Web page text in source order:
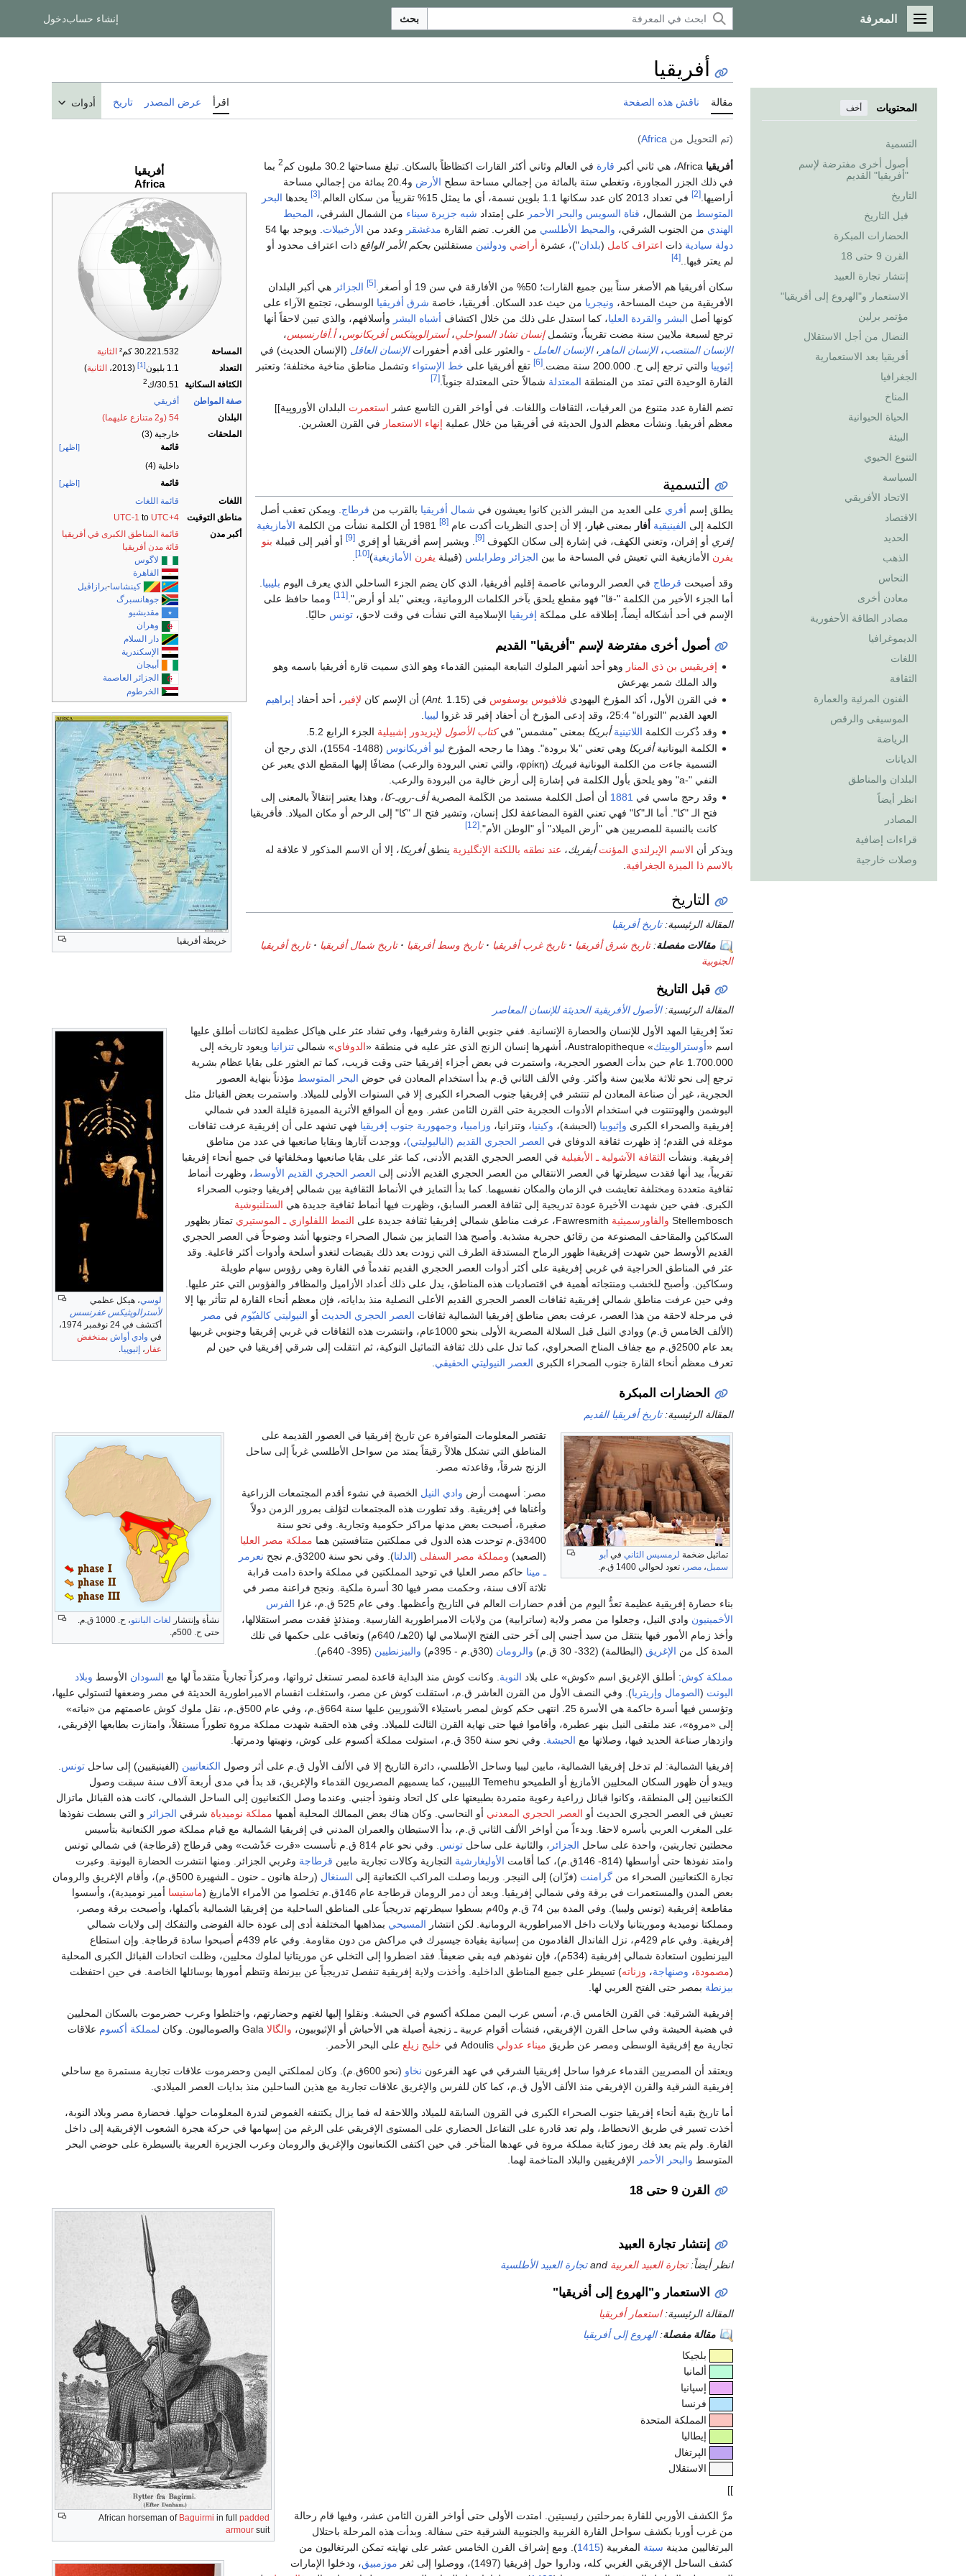
القائمة الرئيسية
المعرفة بحث إنشاء حسابدخول
المحتويات أخف
التسمية
أصول أخرى مفترضة لإسم
"أفريقيا" القديم
التاريخ
قبل التاريخ
الحضارات المبكرة
القرن 9 حتى 18
إنتشار تجارة العبيد
الاستعمار و"الهروع إلى أفريقيا"
مؤتمر برلين
النضال من أجل الاستقلال
أفريقيا بعد الاستعمارية
الجغرافيا
المناخ
الحياة الحيوانية
البيئة
التنوع الحيوي
السياسة
الاتحاد الأفريقي
الاقتصاد
الحديد
الذهب
النحاس
معادن أخرى
مصادر الطاقة الأحفورية
الديموغرافيا
اللغات
الثقافة
الفنون المرئية والعمارة
الموسيقى والرقص
الرياضة
الديانات
البلدان والمناطق
انظر أيضاً
المصادر
قراءات إضافية
وصلات خارجية
أفريقيا
مقالة ناقش هذه الصفحة اقرأ عرض المصدر تاريخ أدوات
(تم التحويل من Africa
)
أفريقيا
Africa
المساحة 30.221.532 كم²
الثانية
التعداد
1.1 بليون [1] (2013، الثانية)
الكثافة السكانية
30.51/ك 2
صفة المواطن
أفريقي
البلدان
54 (و2 متنازع عليهما)
الملحقات
خارجية (3)
قائمة
[اظهر]
داخلية (4)
قائمة
[اظهر]
اللغات
قائمة اللغات
مناطق التوقيت
UTC-1 to UTC+4
أكبر مدن
قائمة المناطق الكبرى في أفريقيا
قائة مدن أفريقيا
لاگوس
القاهرة
كينشاسا-برازاڤيل
جوهانسبرگ
مقديشيو
وهران
دار السلام
الإسكندرية
أبيجان
الجزائر العاصمة
الخرطوم
خريطة أفريقيا
أفريقيا قارة في العالم وثاني أكثر القارات اكتظاظاً بالسكان. تبلغ مساحتها 30.2 مليون كم 2 بما
في ذلك الجزر المجاورة، وتغطي ستة بالمائة من إجمالي مساحة سطح الأرض
و20.4 بمائة من إجمالي مساحة
أراضيها. [2] في تعداد 2013 كان عدد سكانها 1.1 بلوين نسمة، أي ما يمثل 15% تقريباً من سكان العالم. [3] يحدها البحر
المتوسط من الشمال، قناة السويس والبحر الأحمر على إمتداد شبه جزيرة سيناء من الشمال الشرقي، المحيط
الهندي من الجنوب الشرقي، والمحيط الأطلسي من الغرب. تضم القارة مدغشقر وعدد من الأرخبيلات . ويوجد بها 54
دولة سيادية ذات اعتراف كامل (بلدان")، عشرة أراضي ودولتين مستقلتين بحكم الأمر الواقع ذات اعتراف محدود أو
لم يعتر فبها..
[4]
سكان أفريقيا هم الأصغر سناً بين جميع القارات؛ 50% من الأفارقة في سن 19 أو أصغر. [5] الجزائر هي أكبر البلدان
الأفريقية من حيث المساحة، ونيجريا من حيث عدد السكان. أفريقيا، خاصة شرق أفريقيا الوسطى، تجتمع الآراء على
كونها أصل البشر والقردة العليا، كما استدل على ذلك من خلال اكتشاف أشباه البشر وأسلافهم، والذي تبين لاحقاً أنها
ترجع لسبعة ملايين سنة مضت تقريباً، وتشملإنسان تشاد السواحلي،أسترالوپيثكس أفريكانوس،أ.أفارنسيس،
الإنسان المنتصب،الإنسان الماهر ،الإنسان العامل - والعثور على أقدم أحفوراتالإنسان العاقل (الإنسان الحديث) في
إثيوپيا والتي ترجع إلى ح. 200.000 سنة مضت. [6] تقع أفريقيا على خط الإستواء وتشمل مناطق مناخية مختلفة؛ وتعتبر
القارة الوحيدة التي تمتد من المنطقة المعتدلة شمالاً حتى المعتدلة جنوباً. [7]
تضم القارة عدد متنوع من العرقيات، الثقافات واللغات. في أواخر القرن التاسع عشر استعمرت البلدان الأوروپية]]
معظم أفريقيا. ونشأت معظم الدول الحديثة في أفريقيا من خلال عملية إنهاء الاستعمار في القرن العشرين.
التسمية
يطلق إسم أفري على العديد من البشر الذين كانوا يعيشون في شمال أفريقيا بالقرب من قرطاج. ويمكن تعقب أصل
الكلمة إلى الفينيقية أفار بمعنىغبار ، إلا أن إحدى النظريات أكدت عام [8]
الأمازيغية
إفري أو إفران، وتعني الكهف، في إشارة إلى سكان الكهوف [9] . ويشير إسم أفريقيا أو إفري [9] أو أفير إلى قبيلة بنو
يفرن الأمازيغية التي تعيش في المساحة ما بين الجزائر وطرابلس (قبيلة يفرن الأمازيغية)
[10]
.
وقد أصبحت قرطاج في العصر الروماني عاصمة إقليم أفريقيا، الذي كان يضم الجزء الساحلي الذي يعرف اليوم بليبيا.
أما الجزء الأخير من الكلمة "-قا" فهو مقطع يلحق بآخر الكلمات الرومانية، ويعني "بلد أو أرض".[11]
ومما حافظ على
الإسم في أحد أشكاله أيضاً، إطلاقه على مملكة إفريقيا الإسلامية التي نشأت في وقت لاحق، تونس حاليًا.
أصول أخرى مفترضة لإسم "أفريقيا" القديم
إفريقيس بن ذي المنار وهو أحد أشهر الملوك التبابعة اليمنين القدماء وهو الذي سميت قارة أفريقيا باسمه وهو
والد الملك شمر يهرعش
في القرن الأول، أكد المؤرخ اليهودي فلافيوس يوسفوس في ( Ant. 1.15) أن الإسم كان لإفير ، أحد أحفاد إبراهيم
العهد القديم "التوراة" 25:4، وقد إدعى المؤرخ أن أحفاد إفير قد غزوا
ليبيا
وقد ذٌكرت الكلمة اللاتينية أبريكا بمعنى "مشمس" فيكتاب الأصول لإيزيدور إشبيلية الجزء الرابع 5.2.
الكلمة اليونانيةأفريكا وهي تعني "بلا برودة". وهذا ما رجحه المؤرخ ليو أفريكانوس
(1488- 1554)، الذي رجح أن
التسمية جاءت من الكلمة اليونانيةفيريك
(φρίκη، والتي تعني البرودة والرعب) مضافًا إليها المقطع الذي يعبر عن
النفي "-a" وهو يلحق بأول الكلمة في إشارة إلى أرض خالية من البرودة والرعب.
وقد رحج ماسي في 1881 أن أصل الكلمة مستمد من الكَلمة المصريةأف-رويـ-كا، وهذا يعتبر إنتقالاً بالمعنى إلى
فتح الـ "كا". أما الـ"كا" فهي تعني القوة المضاعفة لكل إنسان، وتشير فتح الـ "كا" إلى الرحم أو مكان الميلاد. فأفريقيا
كانت بالنسبة للمصريين هي "أرض الميلاد" أو "الوطن الأم".[12]
ويذكر أن الاسم الإيرلندي المؤنت أيفريك، عند نطقه باللكنة الإنگليزية ينطقأفريكا، إلا أن الاسم المذكور لا علاقة له
بالاسم ذا الميزة الجغرافية
التاريخ
المقالة الرئيسية:تاريخ أفريقيا
مقالات مفصلة:تاريخ شرق أفريقيا تاريخ غرب أفريقيا تاريخ وسط أفريقيا تاريخ شمال أفريقيا
تاريخ أفريقيا
الجنوبية
قبل التاريخ
المقالة الرئيسية:الأصول الأفريقية الحديثة للإنسان المعاصر
لوسي، هيكل عظمي
لأسترالوپثيكس عفرنسس
أكتشف في 24 نوفمبر 1974،
في وادي أواش بمنخفض
عفار ، إثيوپيا.
تعدّ إفريقيا المهد الأول للإنسان والحضارة الإنسانية. ففي جنوبي القارة وشرقيها، وفي تشاد عثر على هياكل عظمية لكائنات أطلق عليها
اسم «أوسترالوبيتك» Australopitheque، أشهرها إنسان الزنج الذي عثر عليه في منطقة « الدوفاي» شمالي تنزانيا ويعود تاريخه إلى
1.700.000 عام حين بدأت العصور الحجرية، واستمرت في بعض أجزاء إفريقيا حتى وقت قريب، كما تم العثور على بقايا عظام بشرية
ترجع إلى نحو ثلاثة ملايين سنة وأكثر. وفي الألف الثاني ق.م بدأ استخدام المعادن في حوض البحر المتوسط مؤذناً بنهاية العصور
الحجرية، غير أن صناعة المعادن لم تنتشر في إفريقيا جنوب الصحراء الكبرى إلا في السنوات الأولى للميلاد. واستمرت بعض القبائل مثل
البوشمن والهوتنتوت في استخدام الأدوات الحجرية حتى القرن الثامن عشر. ومع أن المواقع الأثرية المميزة قليلة العدد في شمالي
إفريقية والصحراء الكبرى وإثيوبيا (الحبشة)، وكينيا، وتنزانيا، وزامبيا، وجمهورية جنوب إفريقيا فهي تشهد على أن إفريقية عرفت ثقافات
موغلة في القدم؛ إذ ظهرت ثقافة الدوفاي في العصر الحجري القديم (الباليوليتي)، ووجدت آثارها وبقايا صانعيها في عدد من مناطق
إفريقية. ونشأت الثقافة الآشولية ـ الأبفيلية في العصر الحجري القديم الأدنى، كما عثر على بقايا صانعيها ومخلفاتها في جميع أنحاء إفريقيا
تقريباً، بيد أنها فقدت سيطرتها في العصر الانتقالي من العصر الحجري القديم الأدنى إلى العصر الحجري القديم الأوسط، وظهرت أنماط
ثقافية متعددة ومختلفة تعايشت في الزمان والمكان نفسيهما. كما بدأ التمايز في الأنماط الثقافية بين شمالي إفريقيا وجنوب الصحراء
الكبرى. ففي حين شهدت الأخيرة عودة تدريجية إلى ثقافة العصر السابق، وظهرت فيها أنماط ثقافية جديدة هي الستلنبوشية
Stellembosch والفاورسميثية النمط اللفلوازي ـ الموستيري تمتاز بظهور
السكاكين والمقاحف المصنوعة من رقائق حجرية مشذبة. وأصبح هذا التمايز بين شمال الصحراء وجنوبها أشد وضوحاً في العصر الحجري
القديم الأوسط حين شهدت إفريقيةا ظهور الرماح المستدقة الطرف التي زودت بعد ذلك بقبضات لتغدو أسلحة وأدوات أكثر فاعلية. وقد
عثر في المناطق الحراجية في غربي إفريقية على أكثر أدوات العصر الحجري القديم تقدماً في القارة وهي رؤوس سهام طويلة
وسكاكين. وأصبح للخشب ومنتجاته أهمية في اقتصاديات هذه المناطق، يدل على ذلك أعداد الأزاميل والمظافر والفؤوس التي عثر عليها.
وفي حين عرفت مناطق شمالي إفريقية ثقافات العصر الحجري القديم الأعلى النصلية منذ بداياته، فإن معظم أنحاء القارة لم تتأثر بها إلا
في مرحلة لاحقة من هذا العصر، عرفت بعض مناطق إفريقيا الشمالية ثقافات العصر الحجري الحديث أو النيوليتي كالفيّوم في مصر
(الألف الخامس ق.م) ووادي النيل قبل السلالة المصرية الأولى بنحو 1000عام، وانتشرت هذه الثقافات في غربي إفريقيا وجنوبي غربيها
بعد عام 2500ق.م مع جفاف المناخ الصحراوي، كما تدل على ذلك ثقافة التماثيل النوكية، ثم انتقلت إلى شرقي إفريقيا في حين لم
تعرف معظم أنحاء القارة جنوب الصحراء الكبرى العصر النيوليتي الحقيقي
الحضارات المبكرة
المقالة الرئيسية:تاريخ أفريقيا القديم
تماثيل ضخمة لرمسيس الثاني في أبو
سمبل، مصر ، تعود لحوالي 1400 ق.م.
نشأة وإنتشار لغات البانتو
، ح. 1000 ق.م.
حتى ح. 500م.
تقتصر المعلومات المتوافرة عن تاريخ إفريقيا في العصور القديمة على
المناطق التي تشكل هلالاً رقيقاً يمتد من سواحل الأطلسي غرباً إلى ساحل
الزنج شرقاً، وقاعدته مصر.
مصر: أسهمت أرض وادي النيل الخصبة في نشوء أقدم المجتمعات الزراعية
وأغناها في إفريقية. وقد تطورت هذه المجتمعات لتؤلف بمرور الزمن دولاً
صغيرة، أصبحت بعض مدنها مراكز حكومية وتجارية. وفي نحو سنة
3400ق.م توحدت هذه الدول في مملكتين متنافستين هما
مملكة مصر العليا
(الصعيد) ومملكة مصر السفلى (الدلتا). وفي نحو سنة 3200ق.م نجح
نعرمر
ـ مينا حاكم مصر العليا في توحيد المملكتين في مملكة واحدة دامت قرابة
ثلاثة آلاف سنة، وحكمت مصر فيها 30 أسرة ملكية. ونجح فراعنة مصر في
بناء حضارة إفريقية عظيمة تعدُّ اليوم من أقدم حضارات العالم في التاريخ وأعظمها. وفي عام 525 ق.م، غزا
الفرس
الأخمينيون وادي النيل، وجعلوا من مصر ولاية (ساترابية) من ولايات الامبراطورية الفارسية. ومنذئذٍ فقدت مصر استقلالها،
وأخذ زمام الأمور فيها ينتقل من سيد أجنبي إلى آخر حتى الفتح الإسلامي لها (20هـ/ 640م) وتعاقب على حكمها في تلك
المدة كل من الإغريق (البطالمة) (332- 30 ق.م) والرومان (30ق.م - 395م) والبيزنطيين (395- 640م).
مملكة كوش: أطلق الإغريق اسم «كوش» على بلاد النوبة . وكانت كوش منذ البداية قاعدة لمصر تستغل ثرواتها، ومركزاً تجارياً متقدماً لها مع السودان الأوسط وبلاد
البونت (الصومال وإريتريا). وفي النصف الأول من القرن العاشر ق.م، استقلت كوش عن مصر، واستغلت انقسام الامبراطورية الحديثة في مصر وضعفها لتستولي عليها،
وتؤسس فيها أسرة حاكمة هي الأسرة 25. انتهى حكم كوش لمصر باستيلاء الآشوريين عليها سنة 664ق.م، وفي عام 500ق.م، نقل ملوك كوش عاصمتهم من «نباته»
إلى «مروة»، عند ملتقى النيل بنهر عطبرة، وأقاموا فيها حتى نهاية القرن الثالث للميلاد. وفي هذه الحقبة شهدت مملكة مروة تطوراً مستقلاً، وامتازت بطابعها الإفريقي،
وازدهار صناعة الحديد فيها، وصلاتها مع الحبشة . وفي نحو سنة 350 ق.م، استولت مملكة أكسوم على كوش، ونهبتها ودمرتها.
إفريقيا الشمالية: لم تدخل إفريقيا الشمالية، مابين ليبيا وساحل الأطلسي، دائرة التاريخ إلا في الألف الأول ق.م على أثر وصول الكنعانيين (الفينيقيين) إلى ساحل تونس
ويبدو أن ظهور السكان المحليين الأمازيغ أو الطميحو Temehu الليبيين، كما يسميهم المصريون القدماء والإغريق، قد بدأ في مدى أربعة آلاف سنة سبقت وصول
الكنعانيين إلى المنطقة، وكانوا قبائل زراعية رعوية متمردة بطبيعتها على كل اتحاد ونفوذ أجنبي. وعندما وصل الكنعانيون إلى الساحل الشمالي، كانت هذه القبائل ماتزال
تعيش في العصر الحجري الحديث أو العصر الحجري المعدني أو النحاسي. وكان هناك بعض الممالك المحلية أهمها مملكة نوميدياة شرقي الجزائر و التي بسطت نفوذها
على المغرب العربي بأسره لاحقا. وبدءاً من أواخر الألف الثاني ق.م، بدأ الاستيطان والعمران المدني في إفريقيا الشمالية مع قيام مملكة صور الكنعانية بتأسيس
محطتين تجاريتين، واحدة على ساحل الجزائر ، والثانية على ساحل تونس
. وفي نحو عام 814 ق.م تأسست «قرت حَدْشت» وهي قرطاج (قرطاجة) في شمالي تونس
وامتد نفوذها حتى أواسطها (814- 146ق.م)، كما أقامت
الأوليغارشية التجارية وكالات تجارية مابين قرطاجة وغربي الجزائر. ومنها انتشرت الحضارة البونية. وعبرت
تجارة الكنعانيين الصحراء من گرامنت (فزّان) إلى النيجر. وربما وصلت المراكب الكنعانية إلى السنغال
(رحلة هانون ـ حنون ـ الشهيرة 500ق.م)، وأقام الإغريق والرومان
بعض المدن والمستعمرات في برقة وفي شمالي إفريقيا. وبعد أن دمر الرومان قرطاجة عام 146ق.م تخلصوا من الأمراء الأمازيغ (
ماسنيسا أمير نوميدية)، وأسسوا
مقاطعة إفريقية (تونس وليبيا). وفي المدة بين 74 ق.م و40م بسطوا سيطرتهم تدريجياً على المناطق الساحلية من إفريقيا الشمالية بأكملها، وأصبحت برقة ومصر،
ومملكتا نوميدية وموريتانيا ولايات داخل الامبراطورية الرومانية. لكن انتشار المسيحي بمذاهبها المختلفة أدى إلى عودة حالة الفوضى والتفكك إلى ولايات شمالي
إفريقية. وفي عام 429م، نزل الفاندال القادمون من إسبانية بقيادة جيسيرك في مراكش من دون مقاومة. وفي عام 439م أصبحوا سادة قرطاجة. وإن استطاع
البيزنطيون استعادة شمالي إفريقية (534م)، فإن نفوذهم فيه بقي ضعيفاً. فقد اضطروا إلى التخلي عن موريتانيا لملوك محليين، وظلت اتحادات القبائل الكبرى المحلية
(مصمودة، وصنهاجة، وزناته) تسيطر على جميع المناطق الداخلية. وأخذت ولاية إفريقية تنفصل تدريجياً عن بيزنطة وتنظم أمورها بوسائلها الخاصة. في حين احتفظت
بيزنطة بمصر حتى الفتح العربي لها.
إفريقية الشرقية: في القرن الخامس ق.م، أسس عرب اليمن مملكة أكسوم في الحبشة. ونقلوا إليها لغتهم وحضارتهم، واختلطوا وعرب حضرموت بالسكان المحليين
في هضبة الحبشة وفي ساحل القرن الإفريقي، فنشأت أقوام عربية ـ زنجية أصيلة هي الأحباش أو الإثيوبيون، والگالا لمملكة أكسوم علاقات
تجارية مع إفريقية الوسطى ومصر عن طريق ميناء عدولي خليج زيلع على البحر الأحمر.
ويعتقد أن المصريين القدماء عرفوا ساحل إفريقيا الشرقي في عهد الفرعون نخاو
(نحو 600ق.م). وكان لمملكتي اليمن وحضرموت علاقات تجارية مستمرة مع ساحلي
إفريقية الشرقية والقرن الإفريقي منذ الألف الأول ق.م، كما كان للفرس والإغريق علاقات تجارية مع هذين الساحلين منذ بدايات العصر الميلادي.
أما تاريخ بقية أنحاء إفريقيا جنوب الصحراء الكبرى في القرون السابقة للميلاد واللاحقة له فما يزال يكتنفه الغموض لندرة المعلومات حولها. فحضارة مصر وبلاد النوبة،
أخذت تسير في طريق الانحطاط، ولم تعد قادرة على التفاعل الحضاري على المستوى الإفريقي على الرغم من إسهامها في حركة هجرة الشعوب الإفريقية إلى داخل
القارة. ولم يتم بعد فك رموز كتابة مملكة مروة في عهدها المتأخر. في حين اكتفى الكنعانيون والإغريق والرومان وعرب الجزيرة العربية بالسيطرة على حوضي البحر
المتوسط والبحر الأحمر الإفريقيين والبلاد المتاخمة لهما.
القرن 9 حتى 18
African horseman of Baguirmi in full padded
armour suit
إنتشار تجارة العبيد
انظر أيضاً:تجارة العبيد العربية تجارة العبيد الأطلسية
الاستعمار و"الهروع إلى أفريقيا"
المقالة الرئيسية:استعمار أفريقيا
مقالة مفصلة:الهروع إلى أفريقيا
بلجيكا
ألمانيا
إسپانيا
فرنسا
المملكة المتحدة
إيطاليا
الپرتغال
الاستقلال
]]
مرَّ الكشف الأوربي للقارة بمرحلتين رئيسيتين. امتدت الأولى حتى أواخر القرن الثامن عشر، وفيها قام رحالة
من غرب أوربا بكشف سواحل القارة الغربية والجنوبية الشرقية حتى سفالة. وبدأت هذه المرحلة باحتلال
البرتغاليين مدينة سبتة المغربية (1415). ومع إشراف القرن الخامس عشر على نهايته تمكن البرتغاليون من
كشف الساحل الإفريقي الغربي كله، وداروا حول إفريقيا (1497)، ووصلوا إلى ثغر
موزمبيق، ودخلوا الإمارات